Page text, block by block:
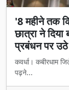
'8 महीने तक
छात्रा ने
प्रबंधन पर
कवर्धा। कबीरधाम
पढ़ने...